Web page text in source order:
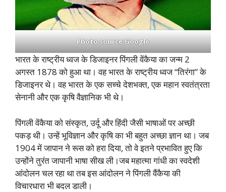
Photo source:Google
भारत के राष्ट्रीय ध्वज के डिजाइनर पिंगली वेंकैया का जन्म 2
अगस्त 1878 को हुआ था। वह भारत के राष्ट्रीय ध्वज “तिरंगा” के
डिजाइनर थे। वह भारत के एक सच्चे देशभक्त, एक महान स्वतंत्रता
सेनानी और एक कृषि वैज्ञानिक भी थे।
पिंगली वेंकैया को संस्कृत, उर्दू और हिंदी जैसी भाषाओं पर अच्छी
पकड़ थी। उन्हें भूविज्ञान और कृषि का भी बहुत अच्छा ज्ञान था। जब
1904 में जापान ने रूस को हरा दिया, तो वे इतने प्रभावित हुए कि
उन्होंने तुरंत जापानी भाषा सीख ली।जब महात्मा गांधी का स्वदेशी
आंदोलन चल रहा था तब इस आंदोलन ने पिंगली वैंकैया की
विचारधारा भी बदल डाली।